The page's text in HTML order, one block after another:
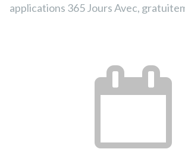
applications 365 Jours Avec,